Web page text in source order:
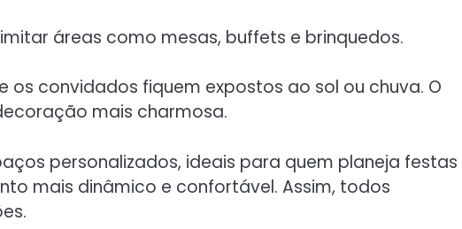
áreas como mesas, buffets e brinquedos.
os convidados fiquem expostos ao sol ou chuva. O
mais charmosa.
personalizados, ideais para quem planeja festas
mais dinâmico e confortável. Assim, todos